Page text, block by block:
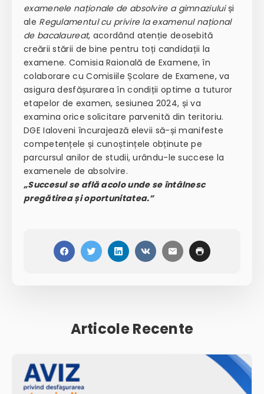
examenele naționale de absolvire a gimnaziuluiși
ale Regulamentul cu privire la examenul național
de bacalaureat, acordând atenție deosebită
creării stării de bine pentru toți candidații la
examene. Comisia Raională de Examene, în
colaborare cu Comisiile Școlare de Examene, va
asigura desfășurarea în condiții optime a tuturor
etapelor de examen, sesiunea 2024, și va
examina orice solicitare parvenită din teritoriu.
DGE Ialoveni încurajează elevii să-și manifeste
competențele și cunoștințele obținute pe
parcursul anilor de studii, urându-le succese la
examenele de absolvire.
„Succesul se află acolo unde se întâlnesc
pregătirea și oportunitatea.”
Articole Recente